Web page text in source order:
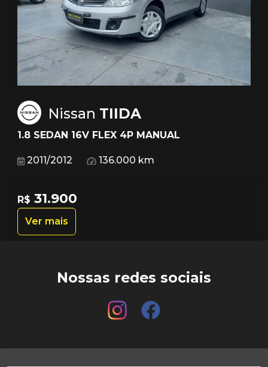
Nissan TIIDA
1.8 SEDAN 16V FLEX 4P MANUAL
2011/2012 136.000 km
R$ 31.900
Ver mais
Nossas redes sociais